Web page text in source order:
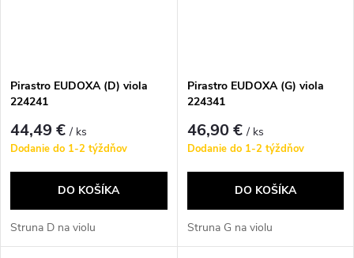
Pirastro EUDOXA (D) viola
224241
44,49 €/ ks
Dodanie do 1-2 týždňov
DO KOŠÍKA
Struna D na violu
Pirastro EUDOXA (G) viola
224341
46,90 €/ ks
Dodanie do 1-2 týždňov
DO KOŠÍKA
Struna G na violu